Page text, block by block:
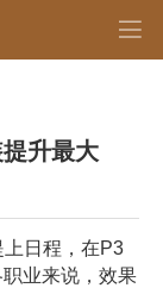
升最大
日程，在P3
业来说，效果